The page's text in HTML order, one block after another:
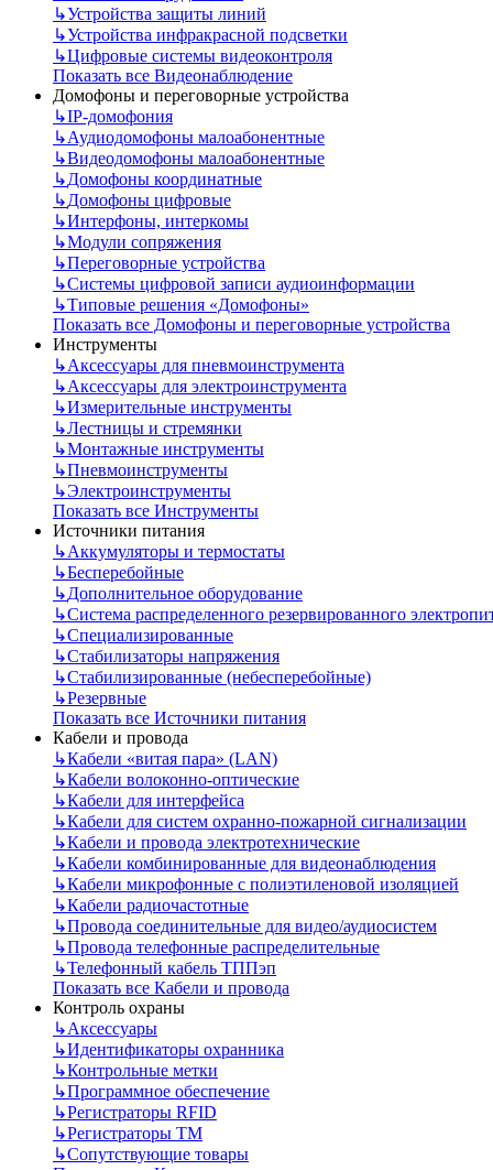
↳Устройства защиты линий
↳Устройства инфракрасной подсветки
↳Цифровые системы видеоконтроля
Показать все Видеонаблюдение
Домофоны и переговорные устройства
↳IP-домофония
↳Аудиодомофоны малоабонентные
↳Видеодомофоны малоабонентные
↳Домофоны координатные
↳Домофоны цифровые
↳Интерфоны, интеркомы
↳Модули сопряжения
↳Переговорные устройства
↳Системы цифровой записи аудиоинформации
↳Типовые решения «Домофоны»
Показать все Домофоны и переговорные устройства
Инструменты
↳Аксессуары для пневмоинструмента
↳Аксессуары для электроинструмента
↳Измерительные инструменты
↳Лестницы и стремянки
↳Монтажные инструменты
↳Пневмоинструменты
↳Электроинструменты
Показать все Инструменты
Источники питания
↳Аккумуляторы и термостаты
↳Бесперебойные
↳Дополнительное оборудование
↳Система распределенного резервированного
↳Специализированные
↳Стабилизаторы напряжения
↳Стабилизированные (небесперебойные)
↳Резервные
Показать все Источники питания
Кабели и провода
↳Кабели «витая пара» (LAN)
↳Кабели волоконно-оптические
↳Кабели для интерфейса
↳Кабели для систем охранно-пожарной сигнализации
↳Кабели и провода электротехнические
↳Кабели комбинированные для видеонаблюдения
↳Кабели микрофонные с полиэтиленовой изоляцией
↳Кабели радиочастотные
↳Провода соединительные для видео/аудиосистем
↳Провода телефонные распределительные
↳Телефонный кабель ТППэп
Показать все Кабели и провода
Контроль охраны
↳Аксессуары
↳Идентификаторы охранника
↳Контрольные метки
↳Программное обеспечение
↳Регистраторы RFID
↳Регистраторы ТМ
↳Сопутствующие товары